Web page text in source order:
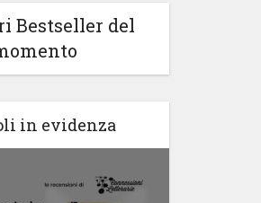
Bestseller del
in evidenza